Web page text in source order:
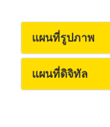
แผนที่รูปภาพ
แผนที่ดิจิทัล